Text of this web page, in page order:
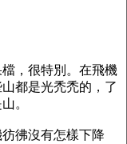
，很特別。在飛機
都是光禿禿的，了
。
彿沒有怎樣下降